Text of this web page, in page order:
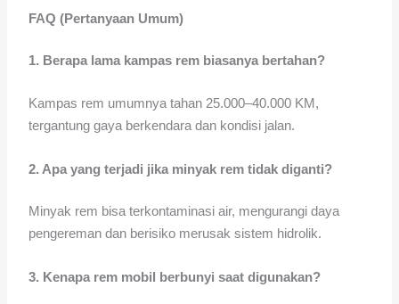
FAQ (Pertanyaan Umum)
1. Berapa lama kampas rem biasanya bertahan?
Kampas rem umumnya tahan 25.000–40.000 KM,
tergantung gaya berkendara dan kondisi jalan.
2. Apa yang terjadi jika minyak rem tidak diganti?
Minyak rem bisa terkontaminasi air, mengurangi daya
pengereman dan berisiko merusak sistem hidrolik.
3. Kenapa rem mobil berbunyi saat digunakan?